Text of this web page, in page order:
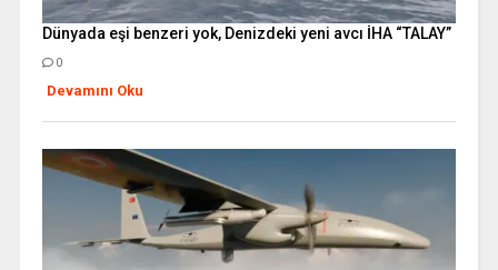
Dünyada eşi benzeri yok, Denizdeki yeni avcı İHA “TALAY”
0
Devamını Oku